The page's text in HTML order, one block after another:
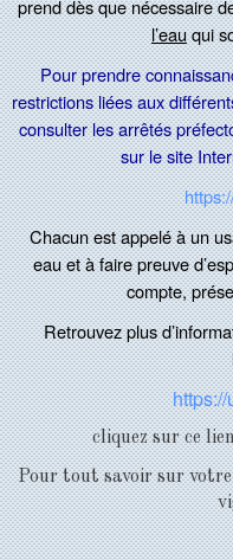
prend dès que nécessaire
l’eauqui
Pour prendre
restrictionsliées aux
consulter les arrêtés
sur le site
Chacun est appelé à un
eauet à faire preuve
compte,
Retrouvez plus d’info
cliquez sur ce
Pour tout savoir sur